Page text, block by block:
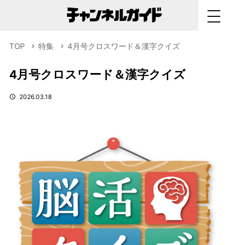
TOP 特集 4月号クロスワード＆漢字クイズ
4月号クロスワード＆漢字クイズ
2026.03.18